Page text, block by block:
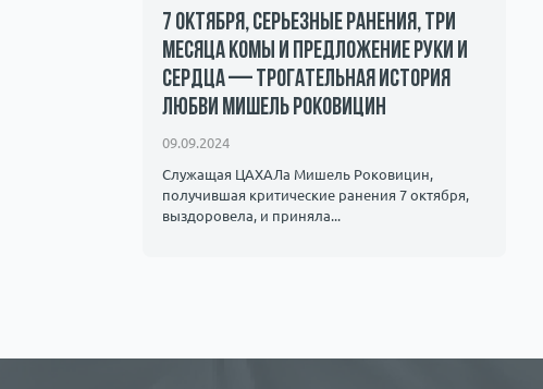
7 октября, серьезные ранения, три
месяца комы и предложение руки и
сердца — трогательная история
любви Мишель Роковицин
09.09.2024
Служащая ЦАХАЛа Мишель Роковицин,
получившая критические ранения 7 октября,
выздоровела, и приняла...